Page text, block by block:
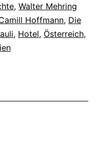
, Walter Mehring
Hoffmann, Die
, Hotel, Österreich,